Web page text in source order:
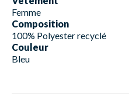
Femme
Composition
100% Polyester recyclé
Couleur
Bleu